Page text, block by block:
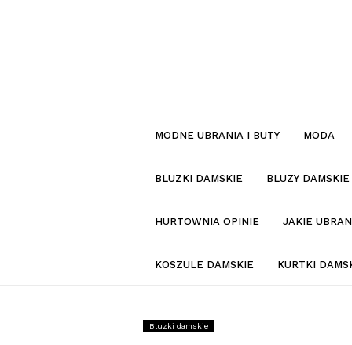
MODNE UBRANIA I BUTY MODA
BLUZKI DAMSKIE BLUZY DAMSKIE
HURTOWNIA OPINIE JAKIE
KOSZULE DAMSKIE KURTKI
Bluzki damskie